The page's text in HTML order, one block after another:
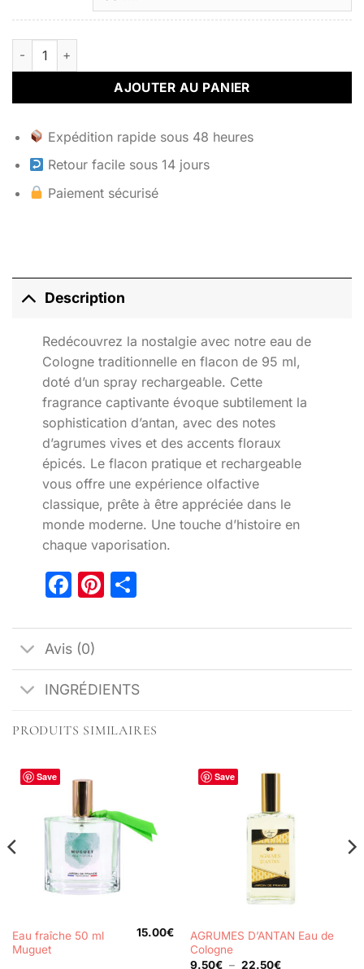
quantité de FRAÎCHE Eau de Cologne rechargeable
AJOUTER AU PANIER
Expédition rapide sous 48 heures
Retour facile sous 14 jours
Paiement sécurisé
Description
Redécouvrez la nostalgie avec notre eau de
Cologne traditionnelle en flacon de 95 ml,
doté d’un spray rechargeable. Cette
fragrance captivante évoque subtilement la
sophistication d’antan, avec des notes
d’agrumes vives et des accents floraux
épicés. Le flacon pratique et rechargeable
vous offre une expérience olfactive
classique, prête à être appréciée dans le
monde moderne. Une touche d’histoire en
chaque vaporisation.
Facebook
Pinterest
Partager
Avis (0)
INGRÉDIENTS
PRODUITS SIMILAIRES
Save
Eau fraîche 50 ml
Muguet
15.00€
Save
AGRUMES D’ANTAN Eau de
Cologne
9.50€ – 22.50€Plage